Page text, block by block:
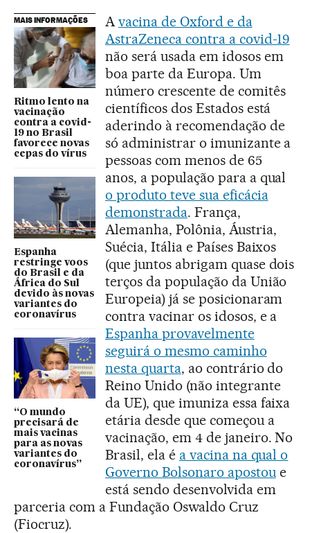
MAIS INFORMAÇÕES
Ritmo lento na
vacinação
contra a covid-
19 no Brasil
favorece novas
cepas do vírus
Espanha
restringe voos
do Brasil e da
África do Sul
devido às novas
variantes do
coronavírus
“O mundo
precisará de
mais vacinas
para as novas
variantes do
coronavírus”
Avacina de Oxford e da
AstraZeneca contra a covid-19
não será usada em idosos em
boa parte da Europa. Um
número crescente de comitês
científicos dos Estados está
aderindo à recomendação de
só administrar o imunizante a
pessoas com menos de 65
anos, a população para a qual
o produto teve sua eficácia
demonstrada. França,
Alemanha, Polônia, Áustria,
Suécia, Itália e Países Baixos
(que juntos abrigam quase dois
terços da população da União
Europeia) já se posicionaram
contra vacinar os idosos, e a
Espanha provavelmente
seguirá o mesmo caminho
nesta quarta, ao contrário do
Reino Unido (não integrante
da UE), que imuniza essa faixa
etária desde que começou a
vacinação, em 4 de janeiro. No
Brasil, ela é a vacina na qual o
Governo Bolsonaro apostoue
está sendo desenvolvida em
parceria com a Fundação Oswaldo Cruz
(Fiocruz).